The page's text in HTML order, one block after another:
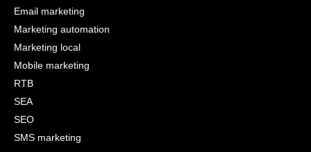
Email marketing
Marketing automation
Marketing local
Mobile marketing
RTB
SEA
SEO
SMS marketing